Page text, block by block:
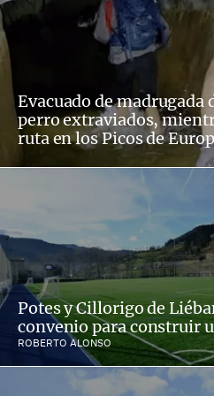
Evacuado de madrugada
perro extraviados,
ruta en los Picos de
Potes y Cillorigo de
convenio para construir
ROBERTO ALONSO